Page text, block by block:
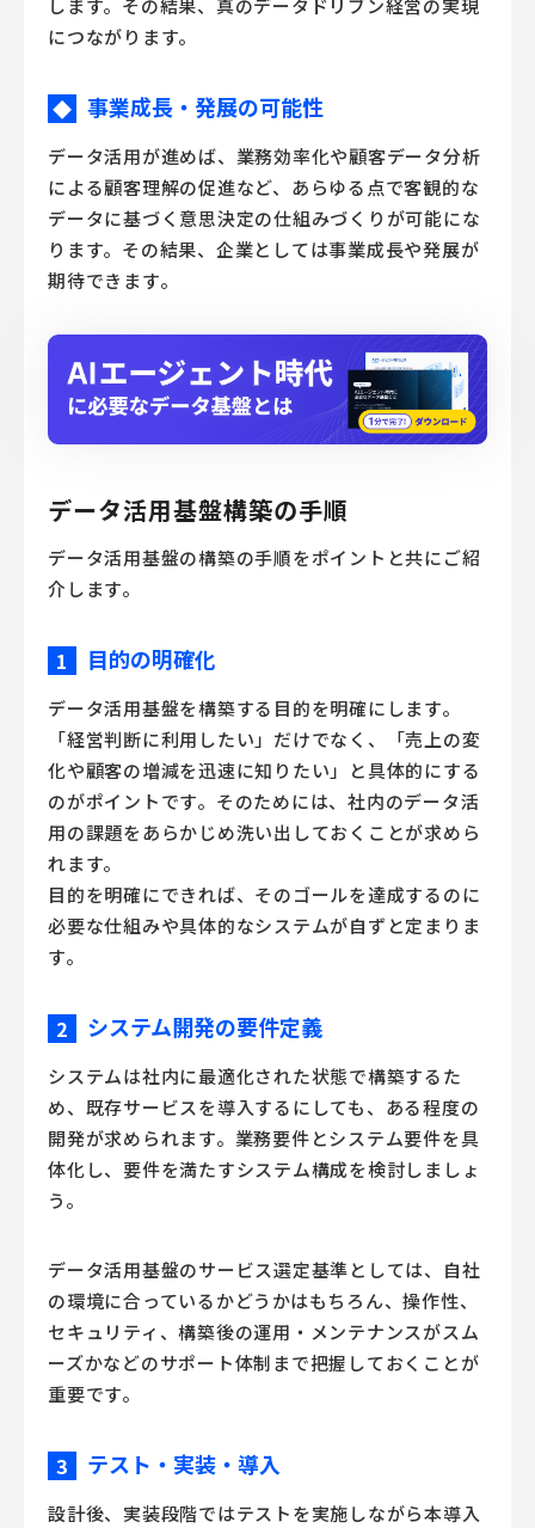
します。その結果、真のデータドリブン経営の実現
につながります。
◆ 事業成長・発展の可能性
データ活用が進めば、業務効率化や顧客データ分析
による顧客理解の促進など、あらゆる点で客観的な
データに基づく意思決定の仕組みづくりが可能にな
ります。その結果、企業としては事業成長や発展が
期待できます。
データ活用基盤構築の手順
データ活用基盤の構築の手順をポイントと共にご紹
介します。
1 目的の明確化
データ活用基盤を構築する目的を明確にします。
「経営判断に利用したい」だけでなく、「売上の変
化や顧客の増減を迅速に知りたい」と具体的にする
のがポイントです。そのためには、社内のデータ活
用の課題をあらかじめ洗い出しておくことが求めら
れます。
目的を明確にできれば、そのゴールを達成するのに
必要な仕組みや具体的なシステムが自ずと定まりま
す。
2 システム開発の要件定義
システムは社内に最適化された状態で構築するた
め、既存サービスを導入するにしても、ある程度の
開発が求められます。業務要件とシステム要件を具
体化し、要件を満たすシステム構成を検討しましょ
う。
データ活用基盤のサービス選定基準としては、自社
の環境に合っているかどうかはもちろん、操作性、
セキュリティ、構築後の運用・メンテナンスがスム
ーズかなどのサポート体制まで把握しておくことが
重要です。
3 テスト・実装・導入
設計後、実装段階ではテストを実施しながら本導入